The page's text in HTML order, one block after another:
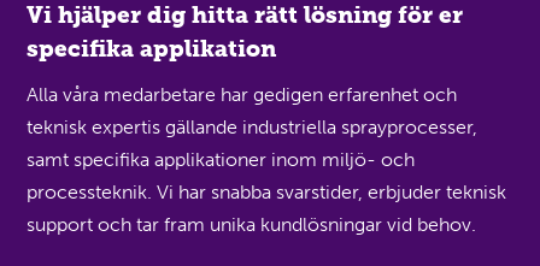
Vi hjälper dig hitta rätt lösning för er
specifika applikation
Alla våra medarbetare har gedigen erfarenhet och
teknisk expertis gällande industriella sprayprocesser,
samt specifika applikationer inom miljö- och
processteknik. Vi har snabba svarstider, erbjuder teknisk
support och tar fram unika kundlösningar vid behov.